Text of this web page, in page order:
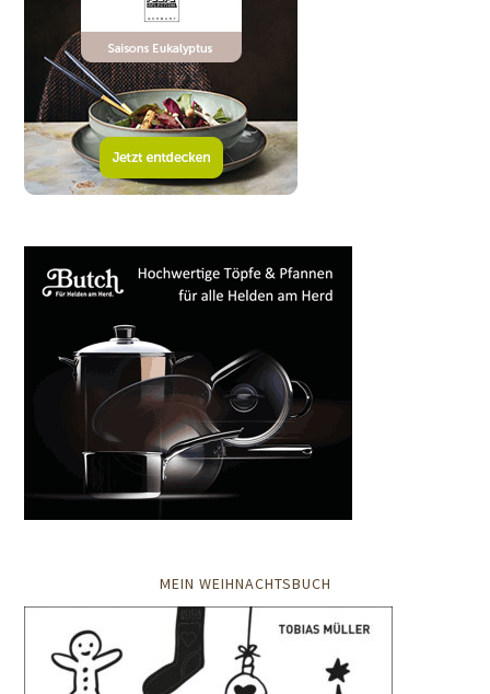
MEIN WEIHNACHTSBUCH